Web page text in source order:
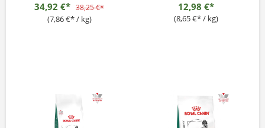
gesundes Gewicht zu
erhalten.
34,92 €* 38,25 €*
(7,86 €* / kg)
12,98 €*
(8,65 €* / kg)